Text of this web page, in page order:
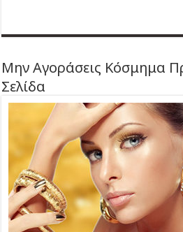
Μην Αγοράσεις Κόσμημα
Σελίδα